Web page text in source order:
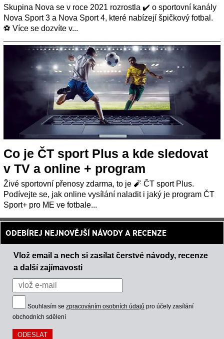
Skupina Nova se v roce 2021 rozrostla ✔️ o sportovní kanály
Nova Sport 3 a Nova Sport 4, které nabízejí špičkový fotbal.
⚽ Více se dozvíte v...
Co je ČT sport Plus a kde sledovat
v TV a online + program
Živé sportovní přenosy zdarma, to je 🧨 ČT sport Plus.
Podívejte se, jak online vysílání naladit i jaký je program ČT
Sport+ pro ME ve fotbale...
ODEBÍREJ NEJNOVĚJŠÍ NÁVODY A RECENZE
Vlož email a nech si zasílat čerstvé návody, recenze
a další zajímavosti
Souhlasím se zpracováním osobních údajů pro účely zasílání
obchodních sdělení